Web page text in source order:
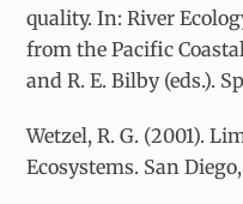
quality. In: River
from the Pacific
and R. E. Bilby (eds.).
Wetzel, R. G. (2001).
Ecosystems. San